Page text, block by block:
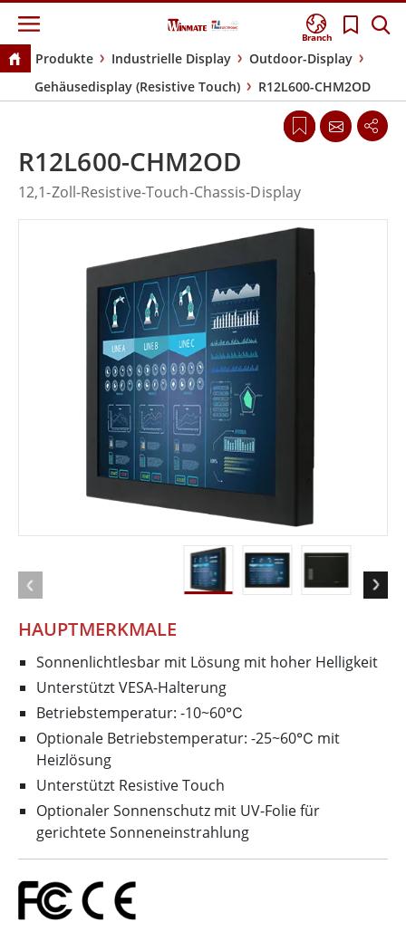
Branch
Produkte Industrielle Display
Outdoor-Display
Gehäusedisplay (Resistive Touch)
R12L600-CHM2OD
HAUPTMERKMALE
Sonnenlichtlesbar mit Lösung mit hoher Helligkeit
Unterstützt VESA-Halterung
Betriebstemperatur: -10~60℃
Optionale Betriebstemperatur: -25~60℃ mit
Heizlösung
Unterstützt Resistive Touch
Optionaler Sonnenschutz mit UV-Folie für
gerichtete Sonneneinstrahlung
R12L600-CHM2OD
12,1-Zoll-Resistive-Touch-Chassis-Display